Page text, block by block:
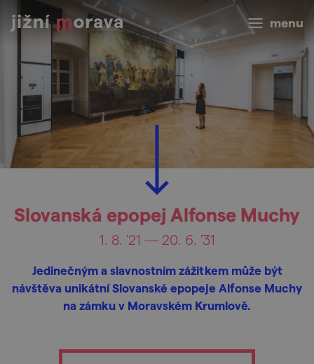
menu
Slovanská epopej Alfonse Muchy
1. 8. '21 — 20. 6. '31
Jedinečným a slavnostním zážitkem může být
návštěva unikátní Slovanské epopeje Alfonse Muchy
na zámku v Moravském Krumlově.